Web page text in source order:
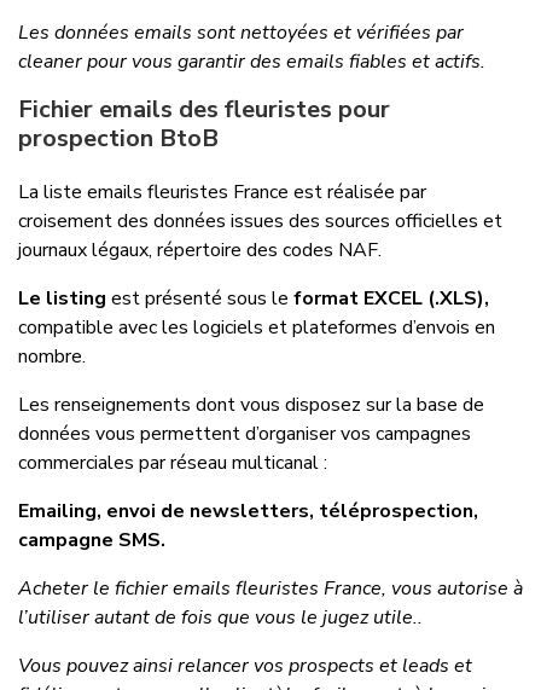
Les données emails sont nettoyées et vérifiées par
cleaner pour vous garantir des emails fiables et actifs.
Fichier emails des fleuristes pour
prospection BtoB
La liste emails fleuristes France est réalisée par
croisement des données issues des sources officielles et
journaux légaux, répertoire des codes NAF.
Le listing est présenté sous le format EXCEL (.XLS),
compatible avec les logiciels et plateformes d’envois en
nombre.
Les renseignements dont vous disposez sur la base de
données vous permettent d’organiser vos campagnes
commerciales par réseau multicanal :
Emailing, envoi de newsletters, téléprospection,
campagne SMS.
Acheter le fichier emails fleuristes France, vous autorise à
l’utiliser autant de fois que vous le jugez utile..
Vous pouvez ainsi relancer vos prospects et leads et